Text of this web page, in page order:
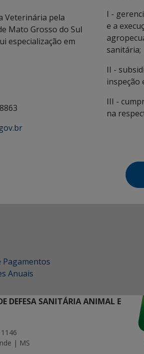
Veterinária pela
Mato Grosso do Sul
especialização em
I -
e a
sanitária;
II -
inspeção
III -
na
Pagamentos
Anuais
DEFESA SANITÁRIA ANIMAL E
| MS